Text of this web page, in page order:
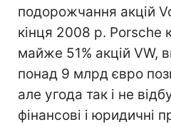
подорожчання акцій
кінця 2008 р. Porsche
майже 51% акцій VW,
понад 9 млрд євро
але угода так і не
фінансові і юридичні